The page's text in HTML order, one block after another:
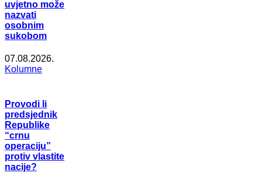
uvjetno može
nazvati
osobnim
sukobom
07.08.2026.
Kolumne
Provodi li
predsjednik
Republike
“crnu
operaciju”
protiv vlastite
nacije?